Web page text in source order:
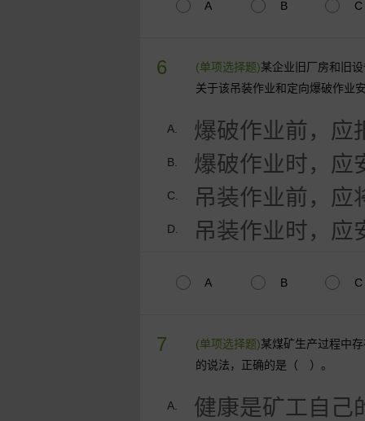
A B C
6 (单项选择题)某企业旧厂房和旧
关于该吊装作业和定向爆破作
A. 爆破作业前，应
B. 爆破作业时，应
C. 吊装作业前，应
D. 吊装作业时，应
A B C
7 (单项选择题)某煤矿生产过程中
的说法，正确的是（ ）。
A. 健康是矿工自己